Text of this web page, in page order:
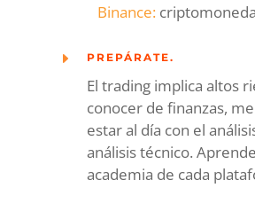
Binance:
E PREPÁRATE.
El trading implica altos
conocer de finanzas,
estar al día con el
análisis técnico.
academia de cada